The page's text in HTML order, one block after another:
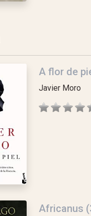
A flor de
Javier Moro
Africanus